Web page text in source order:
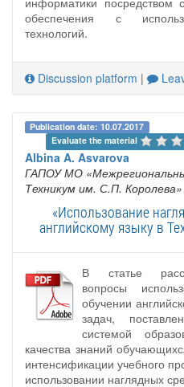
обеспечения с
технологий.
Discussion platform |
Publication date: 10.07.2017
Evaluate the material
Albina A. Asvarova
ГАПОУ МО
Техникум им. С.П. Королева»
«Использование
английскому языку в
В статье
вопросы
обучении
задач,
системой
качества знаний
интенсификации учебного
использовании наглядных